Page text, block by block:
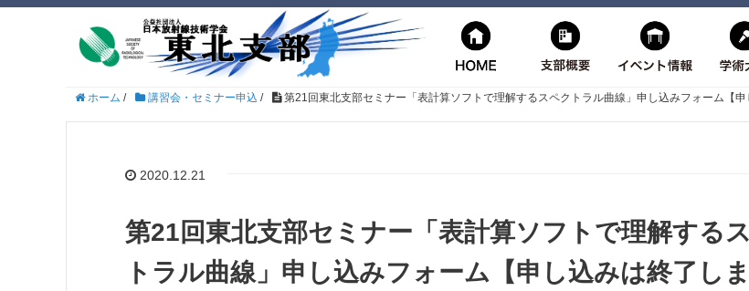
ホーム / 講習会・セミナー申込 / 第21回東北支部セミナー「表計算ソフトで理解するスペクトラル曲線」申し込みフォーム【申
2020.12.21
第21回東北支部セミナー「表計算ソフトで理解する
トラル曲線」申し込みフォーム【申し込みは終了し